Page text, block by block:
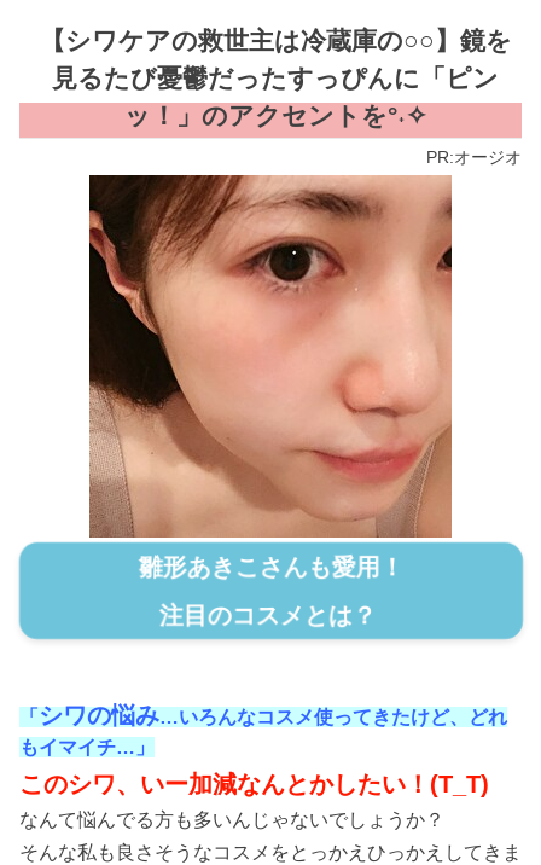
content
キレイのミカタ
【シワケアの救世主は冷蔵庫の○○】鏡を
見るたび憂鬱だったすっぴんに「ピン
ッ！」のアクセントを°˖✧
PR:オージオ
雛形あきこさんも愛用！
注目のコスメとは？
「 シワの悩み…いろんなコスメ使ってきたけど、どれ
もイマイチ…」
このシワ、いー加減なんとかしたい！(T_T)
なんて悩んでる方も多いんじゃないでしょうか？
そんな私も良さそうなコスメをとっかえひっかえしてきま